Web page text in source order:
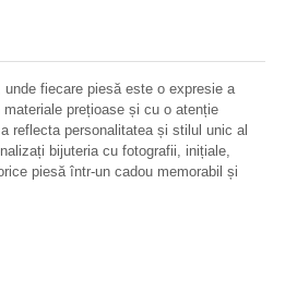
fiecare piesă este o expresie a
prețioase și cu o atenție
reflecta personalitatea și stilul unic al
bijuteria cu fotografii, inițiale,
piesă într-un cadou memorabil și